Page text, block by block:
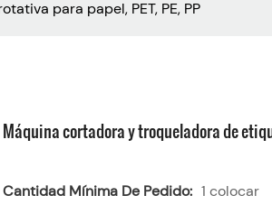
para papel, PET, PE, PP
Máquina cortadora y troqueladora de
Cantidad Mínima De Pedido: 1 colocar